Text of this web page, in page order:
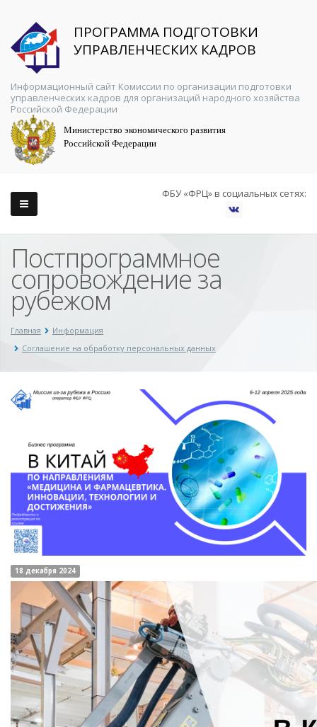
ПРОГРАММА ПОДГОТОВКИ
УПРАВЛЕНЧЕСКИХ КАДРОВ
Информационный сайт Комиссии по организации подготовки
управленческих кадров для организаций народного хозяйства
Российской Федерации
Министерство экономического развития
Российской Федерации
ФБУ «ФРЦ» в социальных сетях:
Постпрограммное
сопровождение за
рубежом
Главная
Информация
Соглашение на обработку персональных данных
18 декабря 2024